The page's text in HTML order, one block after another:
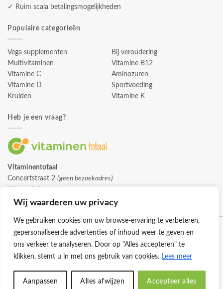
Wij waarderen uw privacy
We gebruiken cookies om uw browse-ervaring te verbeteren,
gepersonaliseerde advertenties of inhoud weer te geven en
ons verkeer te analyseren. Door op "Alles accepteren" te
klikken, stemt u in met ons gebruik van cookies. Lees meer
Aanpassen Alles afwijzen Accepteer alles
✓ Ruim scala betalingsmogelijkheden
Populaire categorieën
Vega supplementen
Multivitaminen
Vitamine C
Vitamine D
Kruiden
Bij veroudering
Vitamine B12
Aminozuren
Sportvoeding
Vitamine K
Heb je een vraag?
Vitaminentotaal
Concertstraat 2 (geen bezoekadres)
info@vitaminentotaal.nl